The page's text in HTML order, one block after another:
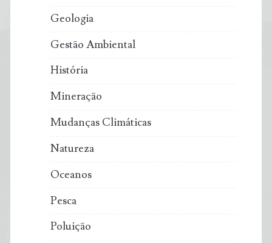
Geologia
Gestão Ambiental
História
Mineração
Mudanças Climáticas
Natureza
Oceanos
Pesca
Poluição